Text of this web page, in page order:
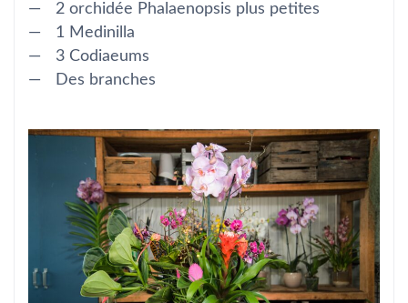
2 orchidée Phalaenopsis plus petites
1 Medinilla
3 Codiaeums
Des branches